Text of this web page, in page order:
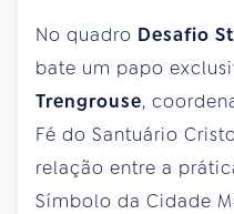
No quadro Desafio
bate um papo
Trengrouse,
Fé do Santuário
relação entre a
Símbolo da Cidade